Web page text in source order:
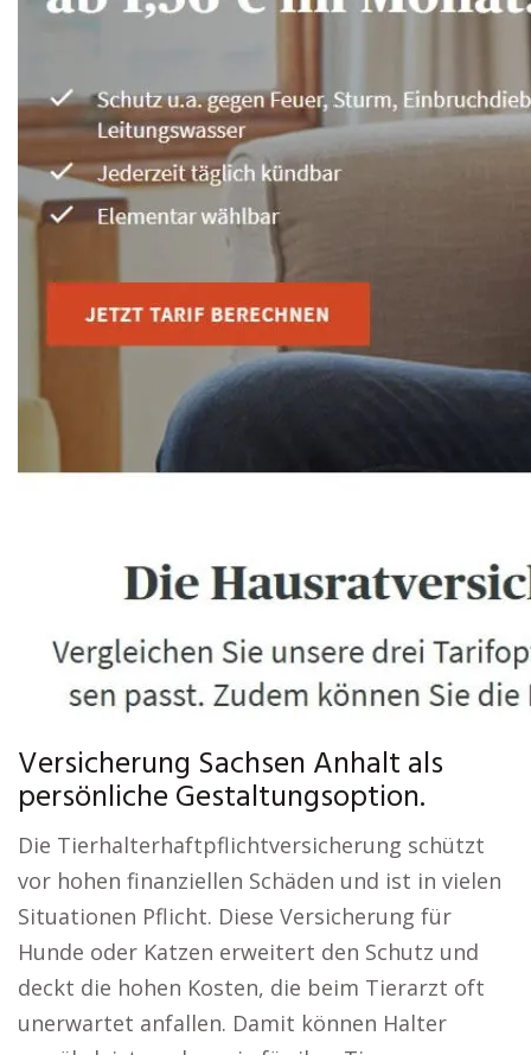
Versicherung Sachsen Anhalt als
persönliche Gestaltungsoption.
Die Tierhalterhaftpflichtversicherung schützt
vor hohen finanziellen Schäden und ist in vielen
Situationen Pflicht. Diese Versicherung für
Hunde oder Katzen erweitert den Schutz und
deckt die hohen Kosten, die beim Tierarzt oft
unerwartet anfallen. Damit können Halter